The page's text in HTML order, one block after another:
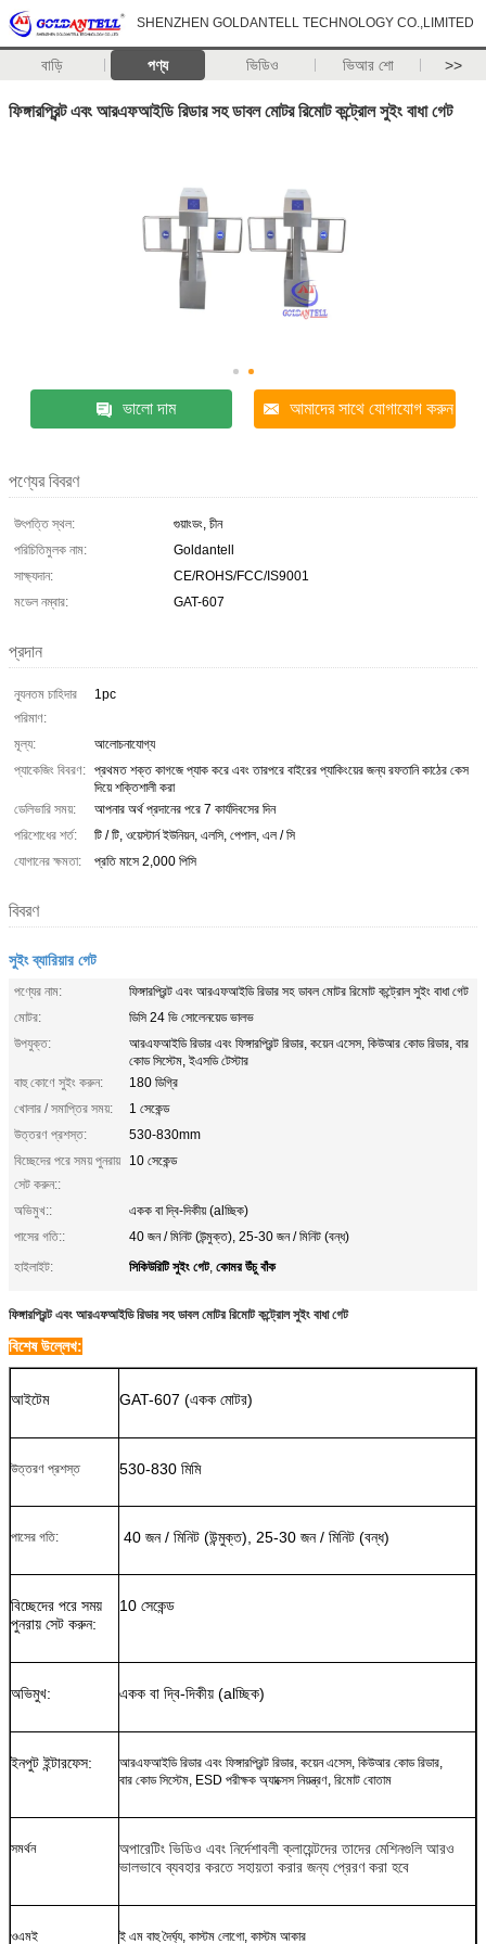
SHENZHEN GOLDANTELL TECHNOLOGY CO.,LIMITED
বাড়ি পণ্য ভিডিও ভিআর শো >>
ফিঙ্গারপ্রিন্ট এবং আরএফআইডি রিডার সহ ডাবল মোটর রিমোট কন্ট্রোল সুইং বাধা গেট
ভালো দাম আমাদের সাথে যোগাযোগ করুন
পণ্যের বিবরণ
উৎপত্তি স্থল:
গুয়াংডং, চীন
পরিচিতিমুলক নাম:
Goldantell
সাক্ষ্যদান:
CE/ROHS/FCC/IS9001
মডেল নম্বার:
GAT-607
প্রদান
ন্যূনতম চাহিদার
পরিমাণ:
1pc
মূল্য:
আলোচনাযোগ্য
প্যাকেজিং বিবরণ: প্রথমত শক্ত কাগজে প্যাক করে এবং তারপরে বাইরের প্যাকিংয়ের জন্য রফতানি কাঠের কেস
দিয়ে শক্তিশালী করা
ডেলিভারি সময়:
আপনার অর্থ প্রদানের পরে 7 কার্যদিবসের দিন
পরিশোধের শর্ত:
টি / টি, ওয়েস্টার্ন ইউনিয়ন, এলসি, পেপাল, এল / সি
যোগানের ক্ষমতা:
প্রতি মাসে 2,000 পিসি
বিবরণ
সুইং ব্যারিয়ার গেট
পণ্যের নাম:
ফিঙ্গারপ্রিন্ট এবং আরএফআইডি রিডার সহ ডাবল মোটর রিমোট কন্ট্রোল সুইং বাধা গেট
মোটর:
ডিসি 24 ভি সোলেনয়েড ভালভ
উপযুক্ত:
আরএফআইডি রিডার এবং ফিঙ্গারপ্রিন্ট রিডার, কয়েন এসেস, কিউআর কোড রিডার, বার
কোড সিস্টেম, ইএসডি টেস্টার
বাহু কোণে সুইং করুন:
180 ডিগ্রি
খোলার / সমাপ্তির সময়:
1 সেকেন্ড
উত্তরণ প্রশস্ত:
530-830mm
বিচ্ছেদের পরে সময় পুনরায়
সেট করুন::
10 সেকেন্ড
অভিমুখ::
একক বা দ্বি-দিকীয় (alচ্ছিক)
পাসের গতি::
40 জন / মিনিট (উন্মুক্ত), 25-30 জন / মিনিট (বন্ধ)
হাইলাইট:
সিকিউরিটি সুইং গেট, কোমর উঁচু বাঁক
ফিঙ্গারপ্রিন্ট এবং আরএফআইডি রিডার সহ ডাবল মোটর রিমোট কন্ট্রোল সুইং বাধা গেট
বিশেষ উল্লেখ:
আইটেম GAT-607 (একক মোটর)
উত্তরণ প্রশস্ত 530-830 মিমি
পাসের গতি: 40 জন / মিনিট (উন্মুক্ত), 25-30 জন / মিনিট (বন্ধ)
বিচ্ছেদের পরে সময়
পুনরায় সেট করুন:
10 সেকেন্ড
অভিমুখ: একক বা দ্বি-দিকীয় (alচ্ছিক)
ইনপুট ইন্টারফেস:
আরএফআইডি রিডার এবং ফিঙ্গারপ্রিন্ট রিডার, কয়েন এসেস, কিউআর কোড রিডার,
বার কোড সিস্টেম, ESD পরীক্ষক অ্যাক্সেস নিয়ন্ত্রণ, রিমোট বোতাম
সমর্থন
অপারেটিং ভিডিও এবং নির্দেশাবলী ক্লায়েন্টদের তাদের মেশিনগুলি আরও
ভালভাবে ব্যবহার করতে সহায়তা করার জন্য প্রেরণ করা হবে
ওএমই ই এম বাহু দৈর্ঘ্য, কাস্টম লোগো, কাস্টম আকার